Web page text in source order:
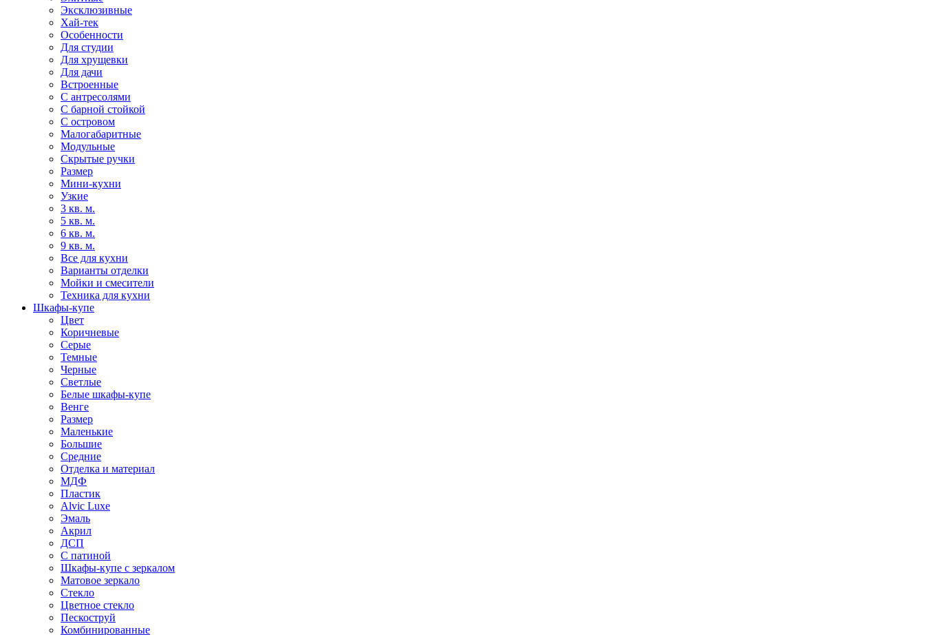
Эксклюзивные
Хай-тек
Особенности
Для студии
Для хрущевки
Для дачи
Встроенные
С антресолями
С барной стойкой
С островом
Малогабаритные
Модульные
Скрытые ручки
Размер
Мини-кухни
Узкие
3 кв. м.
5 кв. м.
6 кв. м.
9 кв. м.
Все для кухни
Варианты отделки
Мойки и смесители
Техника для кухни
Шкафы-купе
Цвет
Коричневые
Серые
Темные
Черные
Светлые
Белые шкафы-купе
Венге
Размер
Маленькие
Большие
Средние
Отделка и материал
МДФ
Пластик
Alvic Luxe
Эмаль
Акрил
ДСП
С патиной
Шкафы-купе с зеркалом
Матовое зеркало
Стекло
Цветное стекло
Пескоструй
Комбинированные